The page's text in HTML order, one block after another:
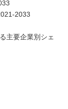
2033
主要企業別シェ